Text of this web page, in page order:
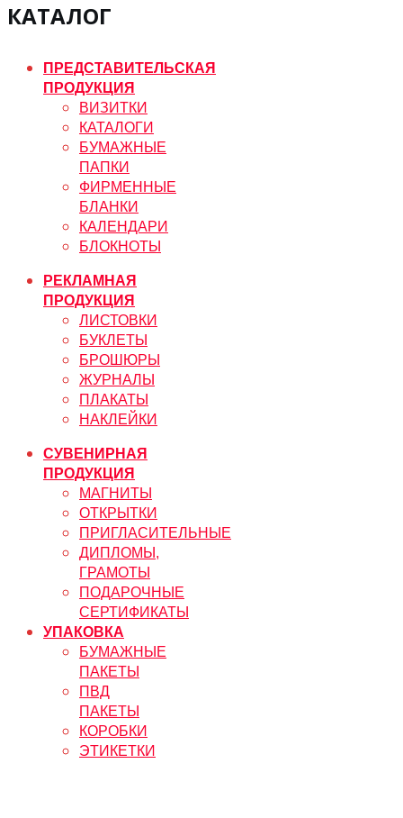
КАТАЛОГ
ПРЕДСТАВИТЕЛЬСКАЯ
ПРОДУКЦИЯ
ВИЗИТКИ
КАТАЛОГИ
БУМАЖНЫЕ
ПАПКИ
ФИРМЕННЫЕ
БЛАНКИ
КАЛЕНДАРИ
БЛОКНОТЫ
РЕКЛАМНАЯ
ПРОДУКЦИЯ
ЛИСТОВКИ
БУКЛЕТЫ
БРОШЮРЫ
ЖУРНАЛЫ
ПЛАКАТЫ
НАКЛЕЙКИ
СУВЕНИРНАЯ
ПРОДУКЦИЯ
МАГНИТЫ
ОТКРЫТКИ
ПРИГЛАСИТЕЛЬНЫЕ
ДИПЛОМЫ,
ГРАМОТЫ
ПОДАРОЧНЫЕ
СЕРТИФИКАТЫ
УПАКОВКА
БУМАЖНЫЕ
ПАКЕТЫ
ПВД
ПАКЕТЫ
КОРОБКИ
ЭТИКЕТКИ